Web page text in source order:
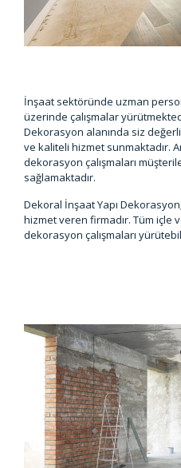
İnşaat sektöründe uzman
üzerinde çalışmalar
Dekorasyon alanında siz
ve kaliteli hizmet sunmaktadır.
dekorasyon çalışmaları
sağlamaktadır.
Dekoral İnşaat Yapı
hizmet veren firmadır. Tüm içle
dekorasyon çalışmaları